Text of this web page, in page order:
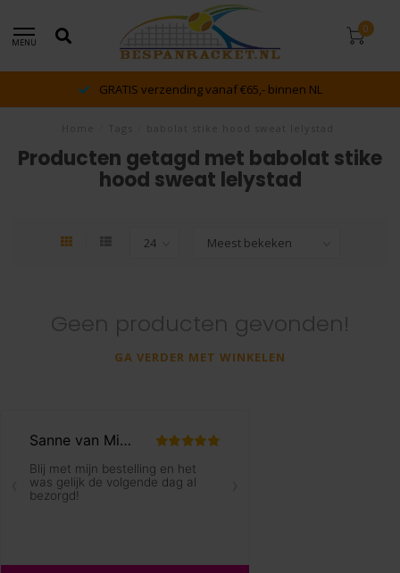
MENU
0
GRATIS verzending vanaf €65,- binnen NL
Producten getagd met babolat stike
hood sweat lelystad
Geen producten gevonden!
GA VERDER MET WINKELEN